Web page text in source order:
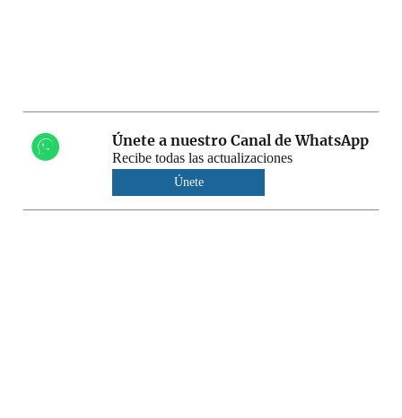
Únete a nuestro Canal de WhatsApp
Recibe todas las actualizaciones
Únete